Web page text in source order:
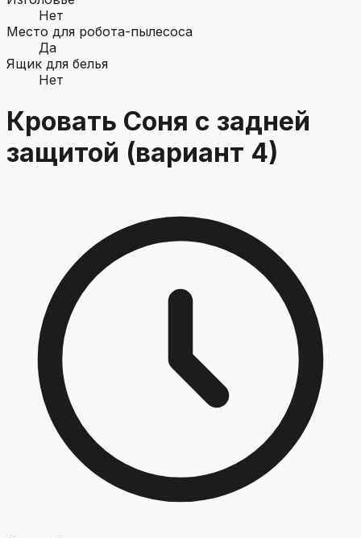
Нет
Место для робота-пылесоса
Да
Ящик для белья
Нет
Кровать Соня с задней
защитой (вариант 4)